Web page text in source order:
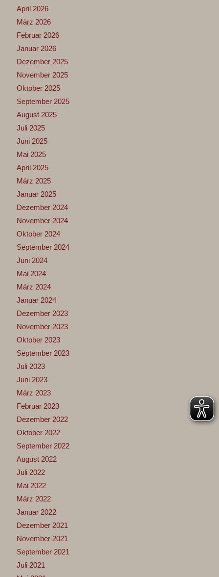
April 2026
März 2026
Februar 2026
Januar 2026
Dezember 2025
November 2025
Oktober 2025
September 2025
August 2025
Juli 2025
Juni 2025
Mai 2025
April 2025
März 2025
Januar 2025
Dezember 2024
November 2024
Oktober 2024
September 2024
Juni 2024
Mai 2024
März 2024
Januar 2024
Dezember 2023
November 2023
Oktober 2023
September 2023
Juli 2023
Juni 2023
März 2023
Februar 2023
Dezember 2022
Oktober 2022
September 2022
August 2022
Juli 2022
Mai 2022
März 2022
Januar 2022
Dezember 2021
November 2021
September 2021
Juli 2021